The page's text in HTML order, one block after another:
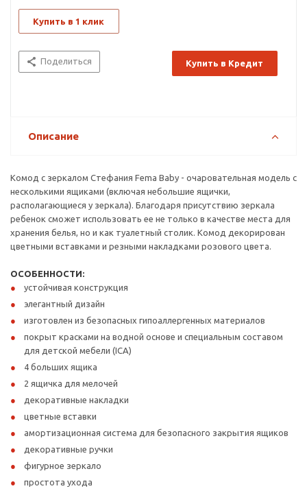
Купить в 1 клик
Поделиться Купить в Кредит
Описание
Комод с зеркалом Стефания Fema Baby - очаровательная модель с
несколькими ящиками (включая небольшие ящички,
располагающиеся у зеркала). Благодаря присутствию зеркала
ребенок сможет использовать ее не только в качестве места для
хранения белья, но и как туалетный столик. Комод декорирован
цветными вставками и резными накладками розового цвета.
ОСОБЕННОСТИ:
устойчивая конструкция
элегантный дизайн
изготовлен из безопасных гипоаллергенных материалов
покрыт красками на водной основе и специальным составом
для детской мебели (ICA)
4 больших ящика
2 ящичка для мелочей
декоративные накладки
цветные вставки
амортизационная система для безопасного закрытия ящиков
декоративные ручки
фигурное зеркало
простота ухода